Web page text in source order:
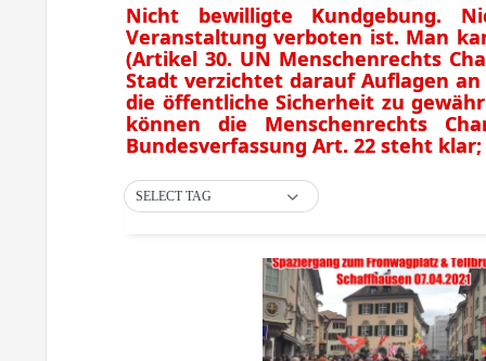
Nicht bewilligte Kundgebung.
Veranstaltung verboten ist. Man
(Artikel 30. UN Menschenrechts
Stadt verzichtet darauf Auflagen
die öffentliche Sicherheit zu
können die Menschenrechts
Bundesverfassung Art. 22 steht
SELECT TAG